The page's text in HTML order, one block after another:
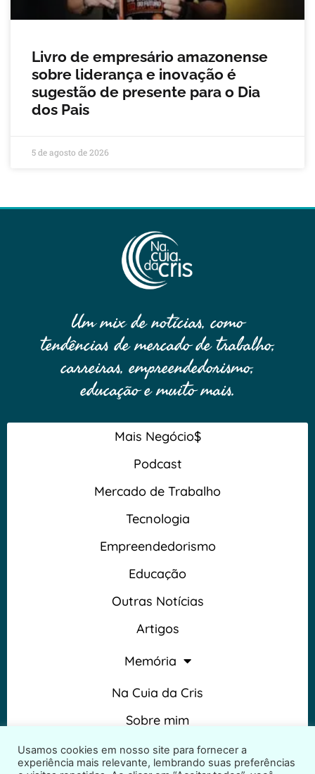
Livro de empresário amazonense
sobre liderança e inovação é
sugestão de presente para o Dia
dos Pais
5 de agosto de 2026
Um mix de notícias, como
tendências de mercado de trabalho,
carreiras, empreendedorismo,
educação e muito mais.
Mais Negócio$
Podcast
Mercado de Trabalho
Tecnologia
Empreendedorismo
Educação
Outras Notícias
Artigos
Memória
Na Cuia da Cris
Sobre mim
Termos e Condições
Usamos cookies em nosso site para fornecer a
experiência mais relevante, lembrando suas preferências